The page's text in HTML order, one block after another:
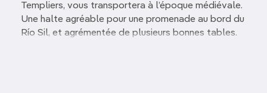
Templiers, vous transportera à l’époque médiévale.
Une halte agréable pour une promenade au bord du
Río Sil, et agrémentée de plusieurs bonnes tables.